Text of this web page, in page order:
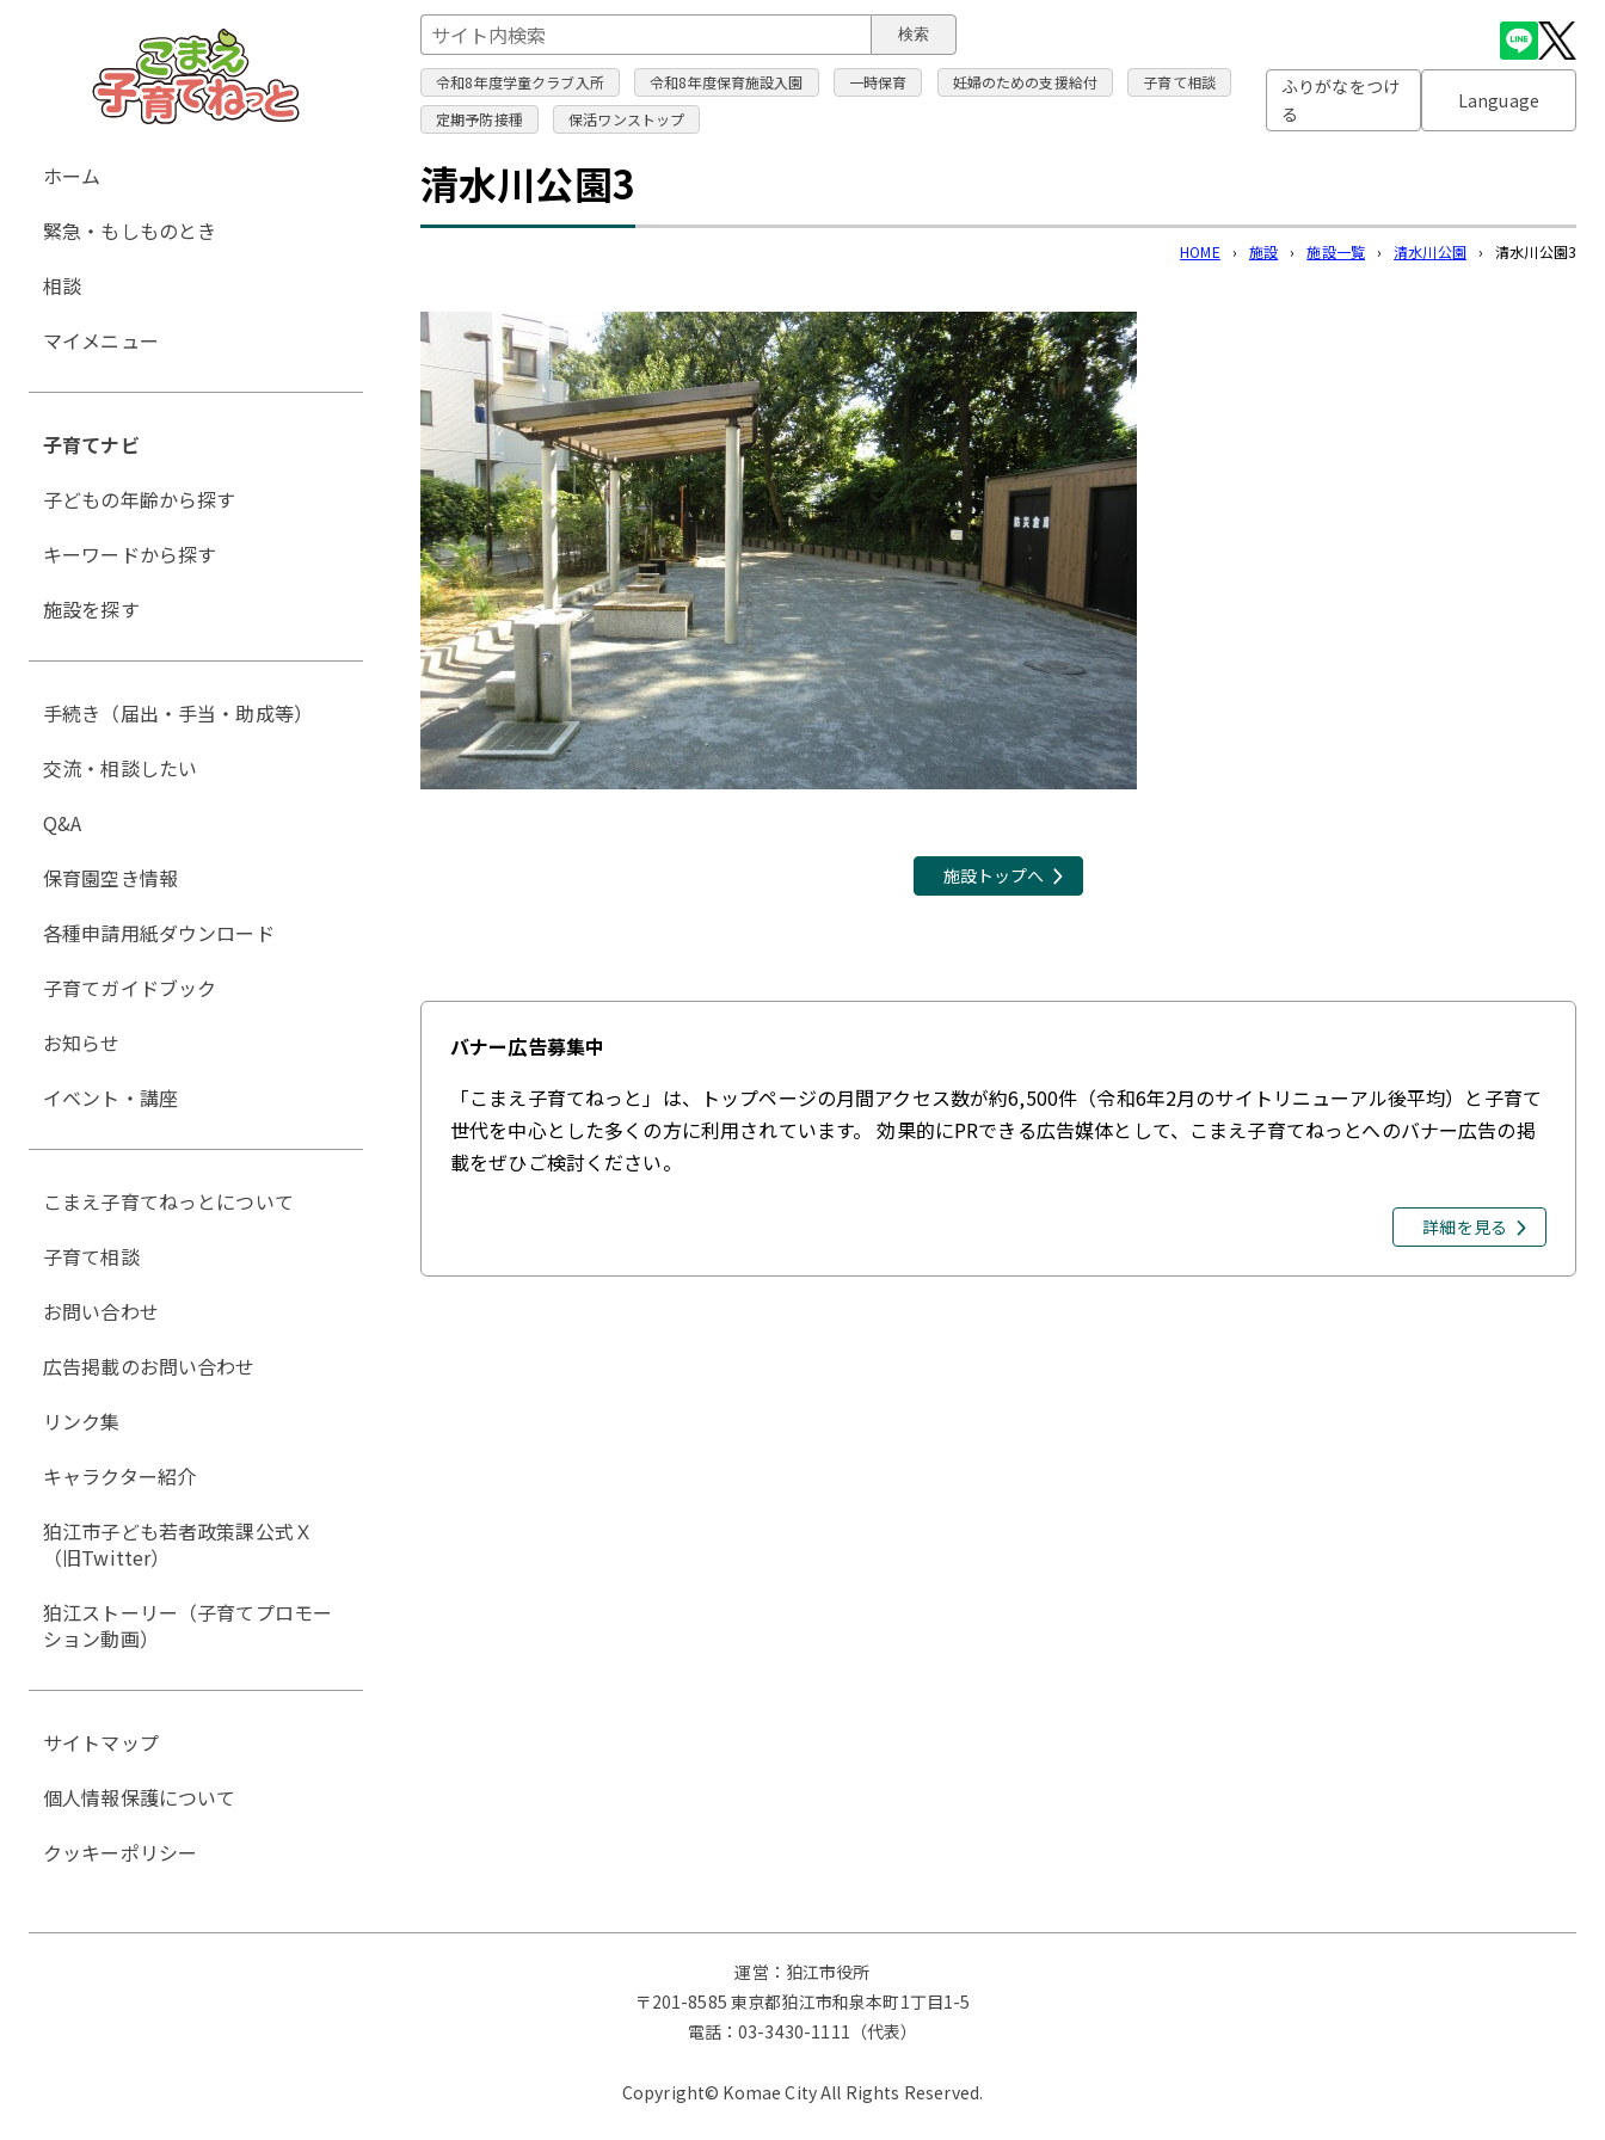
このページの本文へ
検索
令和8年度学童クラブ入所 令和8年度保育施設入園 一時保育 妊婦のための支援給付
子育て相談
定期予防接種
保活ワンストップ
ふりがなをつけ
る
Language
清水川公園3
HOME › 施設 › 施設一覧 › 清水川公園 › 清水川公園3
施設トップへ
バナー広告募集中
「こまえ子育てねっと」は、トップページの月間アクセス数が約6,500件（令和6年2月のサイトリニューアル後平均）と子育て
世代を中心とした多くの方に利用されています。 効果的にPRできる広告媒体として、こまえ子育てねっとへのバナー広告の掲
載をぜひご検討ください。
詳細を見る
グ
ー
ル
ナ
ゲ
シ
ョ
ホーム
緊急・もしものとき
相談
マイメニュー
子育てナビ
子どもの年齢から探す
キーワードから探す
施設を探す
手続き（届出・手当・助成等）
交流・相談したい
Q&A
保育園空き情報
各種申請用紙ダウンロード
子育てガイドブック
お知らせ
イベント・講座
こまえ子育てねっとについて
子育て相談
お問い合わせ
広告掲載のお問い合わせ
リンク集
キャラクター紹介
狛江市子ども若者政策課公式Ｘ
（旧Twitter）
狛江ストーリー（子育てプロモー
ション動画）
サイトマップ
個人情報保護について
クッキーポリシー
運営：狛江市役所
〒201-8585 東京都狛江市和泉本町1丁目1-5
電話：03-3430-1111（代表）
Copyright© Komae City All Rights Reserved.